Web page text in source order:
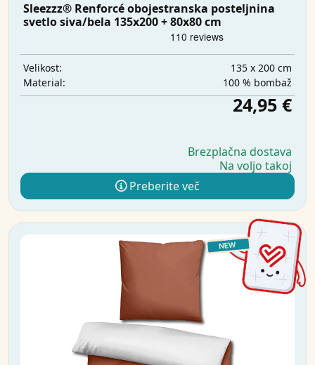
Sleezzz® Renforcé obojestranska posteljnina
svetlo siva/bela 135x200 + 80x80 cm
Velikost:
135 x 200 cm
Material:
100 % bombaž
24,95 €
Brezplačna dostava
Na voljo takoj
Preberite več